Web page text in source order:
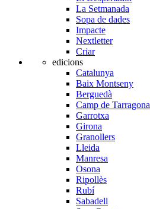
La Setmanada
Sopa de dades
Impacte
Nextletter
Criar
edicions
Catalunya
Baix Montseny
Berguedà
Camp de Tarragona
Garrotxa
Girona
Granollers
Lleida
Manresa
Osona
Ripollès
Rubí
Sabadell